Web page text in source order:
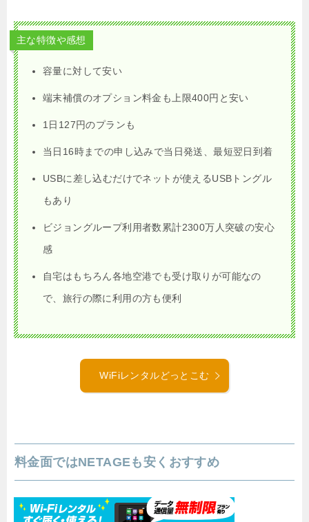
主な特徴や感想
容量に対して安い
端末補償のオプション料金も上限400円と安い
1日127円のプランも
当日16時までの申し込みで当日発送、最短翌日到着
USBに差し込むだけでネットが使えるUSBトングル
もあり
ビジョングループ利用者数累計2300万人突破の安心
感
自宅はもちろん各地空港でも受け取りが可能なの
で、旅行の際に利用の方も便利
WiFiレンタルどっとこむ
料金面ではNETAGEも安くおすすめ